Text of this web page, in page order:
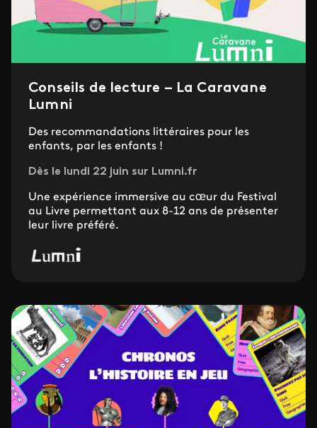
Conseils de lecture – La Caravane
Lumni
Des recommandations littéraires pour les
enfants, par les enfants !
Dès le lundi 22 juin sur Lumni.fr
Une expérience immersive au cœur du Festival
au Livre permettant aux 8-12 ans de présenter
leur livre préféré.